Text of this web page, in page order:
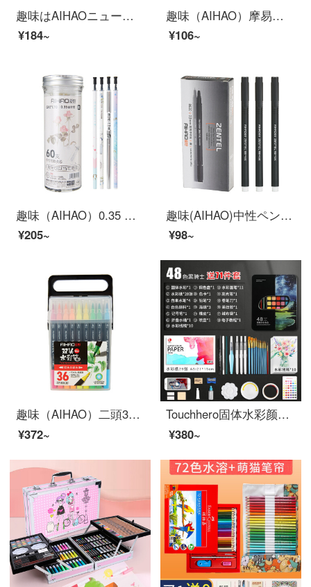
趣味はAIHAOニュートラルストレートペン0.5 mmニュートラルペン水性全針管赤青鉛筆芯黒サインペン
¥184~
趣味（AIHAO）摩易擦筆芯青0.5 mm中性筆熱擦全針管小学生は中性芯1949を拭くことができます。
¥106~
趣味（AIHAO）0.35 mm 60本の全針管を備えた中性芯学生試験専用代替芯黒中性芯GR 7170
¥205~
趣味(AIHAO)中性ペン0.5 mm全針管水墨画黒学生試験ペンサインペン8620
¥98~
趣味（AIHAO）二頭36色の水彩ペンセットソフトヘッド水洗画ブラシCP 600
¥372~
Touchhero固体水彩颜料36色48色绘画工具画笔套装调色学生水彩水粉颜料绘画美术用品 黑骑士-48色豪华礼盒装【71件套】 送视频教程
¥380~